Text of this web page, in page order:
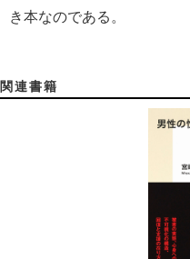
き本なのである。
関連書籍